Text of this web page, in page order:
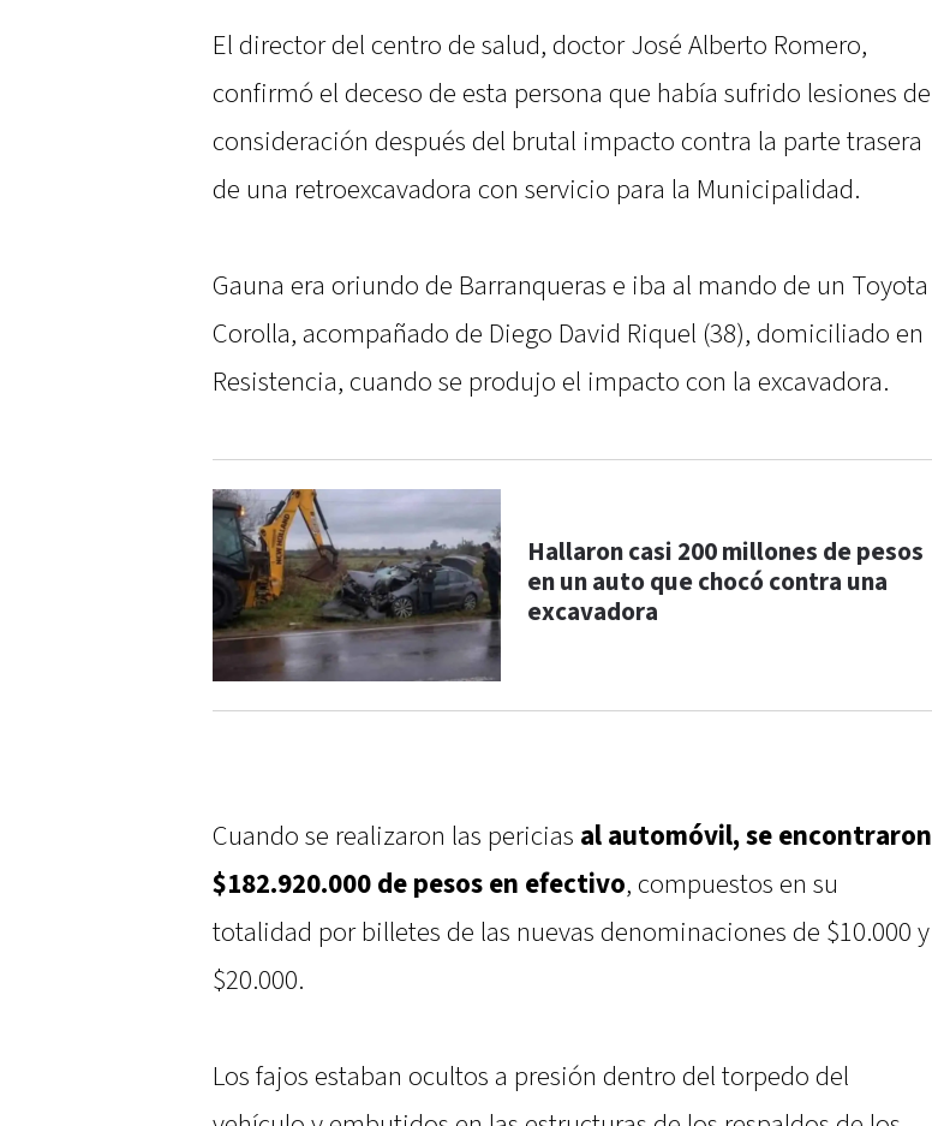
El director del centro de salud, doctor José Alberto Romero,
confirmó el deceso de esta persona que había sufrido lesiones de
consideración después del brutal impacto contra la parte trasera
de una retroexcavadora con servicio para la Municipalidad.
Gauna era oriundo de Barranqueras e iba al mando de un Toyota
Corolla, acompañado de Diego David Riquel (38), domiciliado en
Resistencia, cuando se produjo el impacto con la excavadora.
Hallaron casi 200 millones de pesos
en un auto que chocó contra una
excavadora
Cuando se realizaron las pericias al automóvil, se encontraron
$182.920.000 de pesos en efectivo, compuestos en su
totalidad por billetes de las nuevas denominaciones de $10.000 y
$20.000.
Los fajos estaban ocultos a presión dentro del torpedo del